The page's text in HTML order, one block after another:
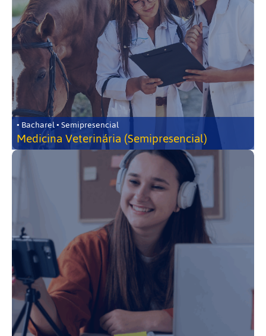
• Bacharel • Semipresencial
Medicina Veterinária (Semipresencial)